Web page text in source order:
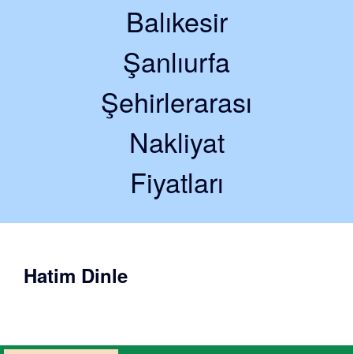
Balıkesir
Şanlıurfa
Şehirlerarası
Nakliyat
Fiyatları
Hatim Dinle